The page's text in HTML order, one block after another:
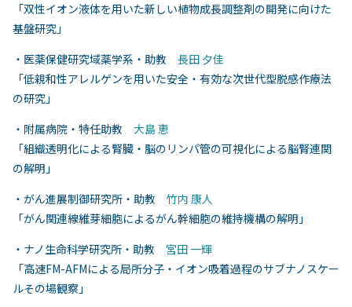
「双性イオン液体を用いた新しい植物成長調整剤の開発に向けた
基盤研究」
・医薬保健研究域薬学系・助教 長田 夕佳
「低親和性アレルゲンを用いた安全・有効な次世代型脱感作療法
の研究」
・附属病院・特任助教 大島 恵
「組織透明化による腎臓・脳のリンパ管の可視化による脳腎連関
の解明」
・がん進展制御研究所・助教 竹内 康人
「がん関連線維芽細胞によるがん幹細胞の維持機構の解明」
・ナノ生命科学研究所・助教 宮田 一輝
「高速FM-AFMによる局所分子・イオン吸着過程のサブナノスケー
ルその場観察」